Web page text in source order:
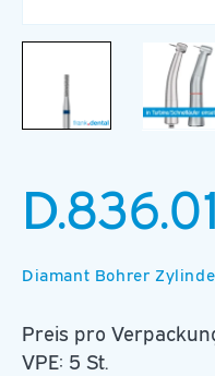
1
Diamant Bohrer
Preis pro
VPE: 5 St.